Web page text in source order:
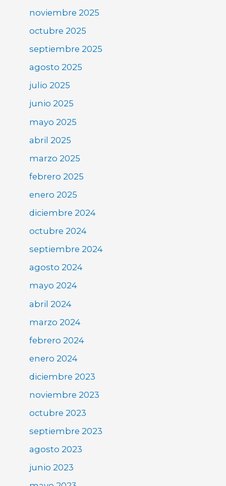
noviembre 2025
octubre 2025
septiembre 2025
agosto 2025
julio 2025
junio 2025
mayo 2025
abril 2025
marzo 2025
febrero 2025
enero 2025
diciembre 2024
octubre 2024
septiembre 2024
agosto 2024
mayo 2024
abril 2024
marzo 2024
febrero 2024
enero 2024
diciembre 2023
noviembre 2023
octubre 2023
septiembre 2023
agosto 2023
junio 2023